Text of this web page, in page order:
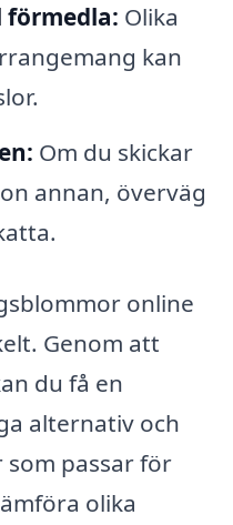
förmedla: Olika
kan
Om du skickar
annan, överväg
online
Genom att
du få en
alternativ och
passar för
olika